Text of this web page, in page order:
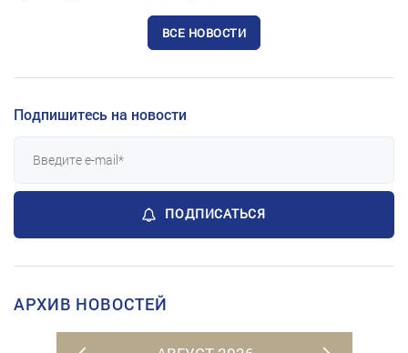
ВСЕ НОВОСТИ
Подпишитесь на новости
ПОДПИСАТЬСЯ
АРХИВ НОВОСТЕЙ